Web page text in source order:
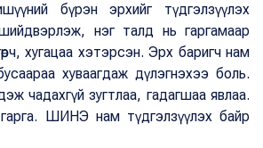
бүрэн эрхийг түдгэлзүүлэх
нэг талд нь гаргамаар
хугацаа хэтэрсэн. Эрх баригч нам
хуваагдаж дүлэгнэхээ боль.
чадахгүй зугтлаа, гадагшаа явлаа.
ШИНЭ нам түдгэлзүүлэх байр